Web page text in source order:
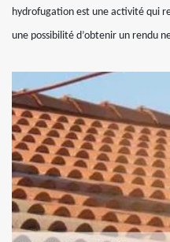
hydrofugation est une activité qui
une possibilité d’obtenir un rendu